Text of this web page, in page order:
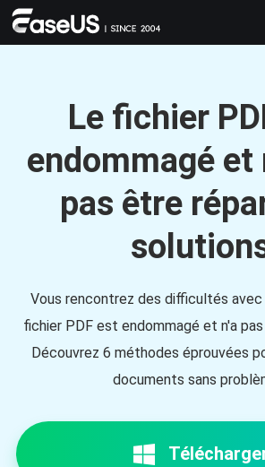
Le fichier
endommagé et
pas être
Vous rencontrez des difficultés
fichier PDF est endommagé et n'a
Découvrez 6 méthodes éprouvées
documents sans